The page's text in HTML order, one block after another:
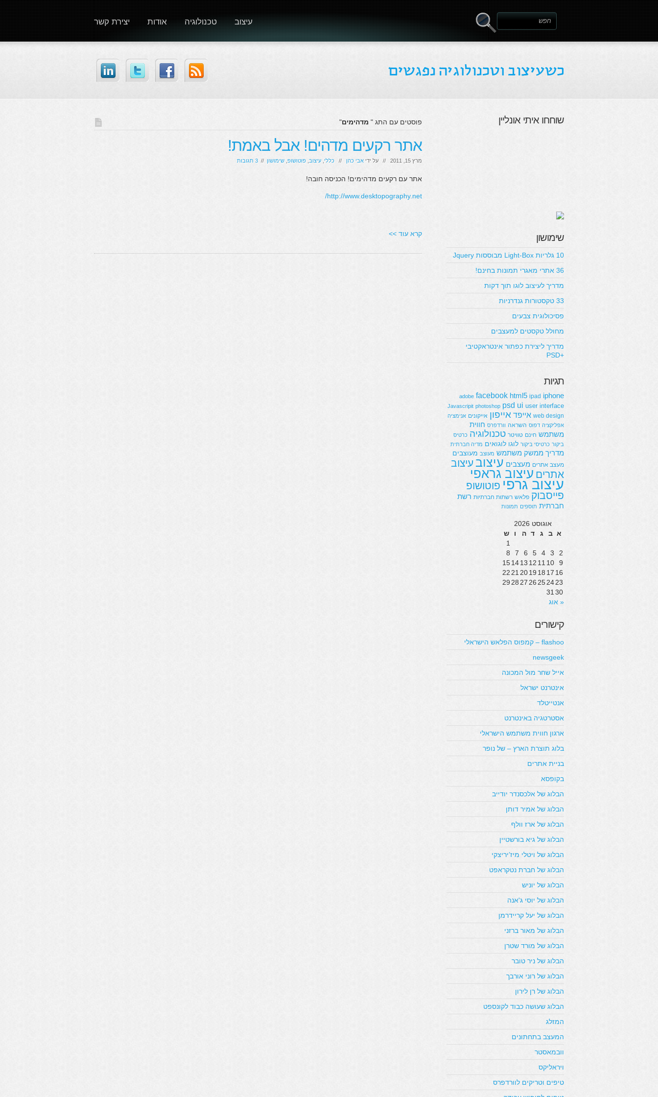
יצירת קשר אודות טכנולוגיה עיצוב
פוסטים עם התג " מדהימים"
אתר רקעים מדהים! אבל באמת!
מרץ 15, 2011 // על ידי אבי כהן // כללי עיצוב פוטושופ שימושון // 3 תגובות
אתר עם רקעים מדהימים! הכניסה חובה!
http://www.desktopography.net/
קרא עוד >>
שוחחו איתי אונליין
שימושון
10 גלריות Light-Box מבוססות Jquery
36 אתרי מאגרי תמונות בחינם!
מדריך לעיצוב לוגו תוך דקות
33 טקסטורות גנדרניות
פסיכולוגית צבעים
מחולל טקסטים למעצבים
מדריך ליצירת כפתור אינטראקטיבי
+PSD
תגיות
adobe facebook html5 ipad iphone
Javascripit photoshop psd ui user interface
web design אייפד אייפון אייקונים אנימציה
אפליקציה דפוס השראה וורדפרס חווית
משתמש חינם טוויטר טכנולוגיה כרטיס
ביקור כרטיסי ביקור לוגו לוגואים מדיה חברתית
מדריך ממשק משתמש מעוצב מעוצבים
מעצב אתרים מעצבים עיצוב עיצוב
אתרים עיצוב גראפי
עיצוב גרפי פוטושופ
פייסבוק פלאש רשתות חברתיות רשת
חברתית תוספים תמונות
אוגוסט 2026
א ב ג ד ה ו
ש
1
2
3
4
5
6
7
8
9
10
11
12
13
14
15
16
17
18
19
20
21
22
23
24
25
26
27
28
29
30
31
« אוג
קישורים
flashoo – קמפוס הפלאש הישראלי
newsgeek
אייל שחר מול המכונה
אינטרנט ישראל
אנטייטלד
אסטרטגיה באינטרנט
ארגון חווית משתמש הישראלי
בלוג תוצרת הארץ – של נופר
בניית אתרים
בקופסא
הבלוג של אלכסנדר יודייב
הבלוג של אמיר דותן
הבלוג של ארז וולף
הבלוג של גיא בורשטיין
הבלוג של ויטלי מיז’יריצקי
הבלוג של חברת נטקראפט
הבלוג של יוניש
הבלוג של יוסי ג'אנה
הבלוג של יעל קריידרמן
הבלוג של מאור ברזני
הבלוג של מורד שטרן
הבלוג של ניר טובר
הבלוג של רוני אורבך
הבלוג של רן לירון
הבלוג שעושה כבוד לקונספט
המזלג
המעצב בתחתונים
וובמאסטר
ויראליקס
טיפים וטריקים לוורדפרס